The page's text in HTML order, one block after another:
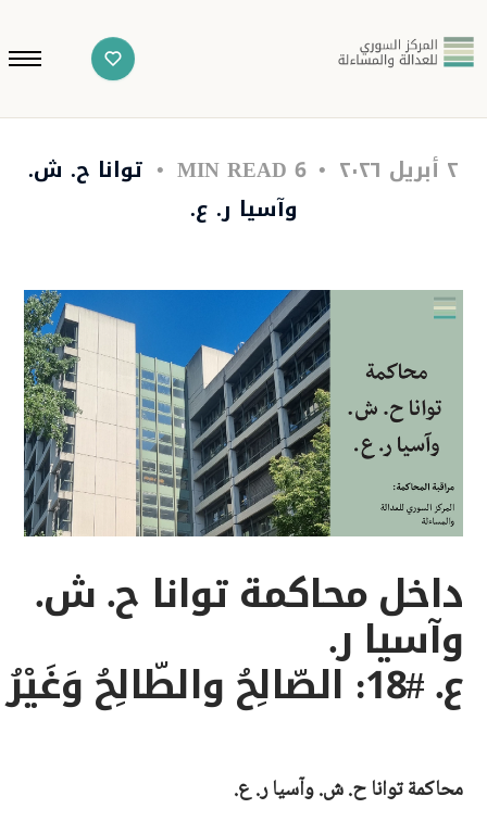
٢ أبريل ٢٠٢٦ 6 MIN READ
توانا ح. ش.
وآسيا ر. ع.
داخل محاكمة توانا ح. ش.
وآسيا ر.
ع. #18: الصّالِحُ والطّالِحُ وَغَيْرُ الْفالِح
محاكمة توانا ح. ش. وآسيا ر. ع.